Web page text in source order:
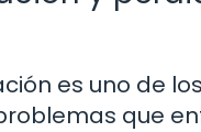
es uno de los
que